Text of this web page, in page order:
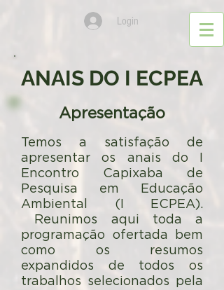
Login
ANAIS DO I ECPEA
Apresentação
Temos a satisfação de
apresentar os anais do I
Encontro Capixaba de
Pesquisa em Educação
Ambiental (I ECPEA).
Reunimos aqui toda a
programação ofertada bem
como os resumos
expandidos de todos os
trabalhos selecionados pela